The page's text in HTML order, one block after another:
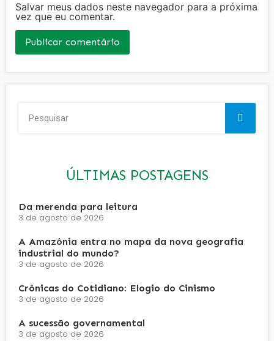
Salvar meus dados neste navegador para a próxima
vez que eu comentar.
ÚLTIMAS POSTAGENS
Da merenda para leitura
3 de agosto de 2026
A Amazônia entra no mapa da nova geografia
industrial do mundo?
3 de agosto de 2026
Crônicas do Cotidiano: Elogio do Cinismo
3 de agosto de 2026
A sucessão governamental
3 de agosto de 2026